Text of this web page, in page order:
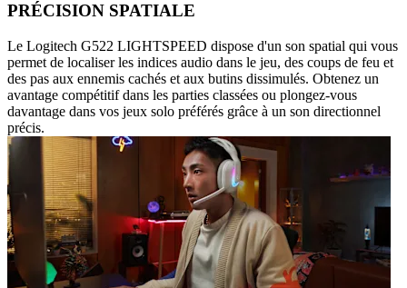
PRÉCISION SPATIALE
Le Logitech G522 LIGHTSPEED dispose d'un son spatial qui vous
permet de localiser les indices audio dans le jeu, des coups de feu et
des pas aux ennemis cachés et aux butins dissimulés. Obtenez un
avantage compétitif dans les parties classées ou plongez-vous
davantage dans vos jeux solo préférés grâce à un son directionnel
précis.